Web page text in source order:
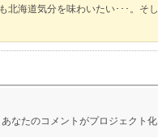
北海道気分を味わいたい･･･。そ
なたのコメントがプロジェクト